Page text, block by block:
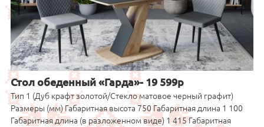
Стол обеденный «Гарда»- 19 599р
Тип 1 (Дуб крафт золотой/Стекло матовое черный графит)
Размеры (мм) Габаритная высота 750 Габаритная длина 1 100
Габаритная длина (в разложенном виде) 1 415 Габаритная